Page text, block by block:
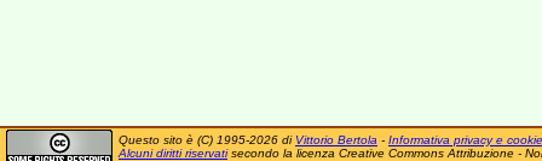
Questo sito è (C) 1995-2026 di Vittorio Bertola - Informativa privacy e cookie
Alcuni diritti riservatisecondo la licenza Creative Commons Attribuzione -